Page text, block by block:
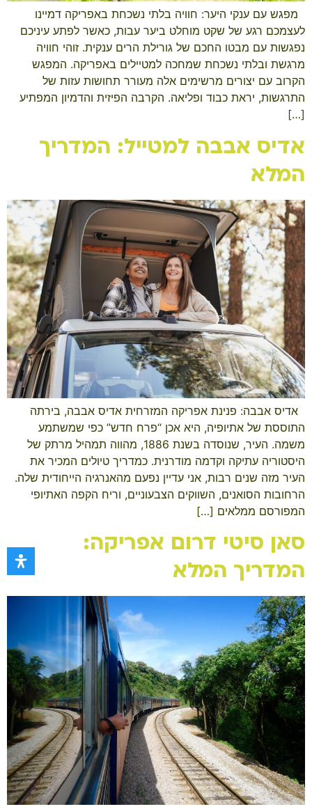
​ ​ מפגש עם ענקי היער: חוויה בלתי נשכחת באפריקה דמיינו
לעצמכם רגע של שקט מוחלט ביער עבות, כאשר לפתע עיניכם
נפגשות עם מבטו החכם של גורילת הרים ענקית. זוהי חוויה
מרגשת ובלתי נשכחת שמחכה למטיילים באפריקה. המפגש
הקרוב עם יצורים מרשימים אלה מעורר תחושות עזות של
התרגשות, יראת כבוד ופליאה. הקרבה הפיזית והדמיון המפתיע
[…]
אדיס אבבה למטייל: המדריך
המלא
​ ​ אדיס אבבה: פנינת אפריקה המזרחית אדיס אבבה, בירתה
התוססת של אתיופיה, היא אכן “פרח חדש” כפי שמשתמע
משמה. העיר, שנוסדה בשנת 1886, מהווה תמהיל מרתק של
היסטוריה עתיקה וקדמה מודרנית. כמדריך טיולים המכיר את
העיר מזה שנים רבות, אני עדיין נפעם מהאנרגיה הייחודית שלה.
הרחובות הסואנים, השווקים הצבעוניים, וריח הקפה האתיופי
המפורסם ממלאים […]
סאן סיטי דרום אפריקה:
המדריך המלא